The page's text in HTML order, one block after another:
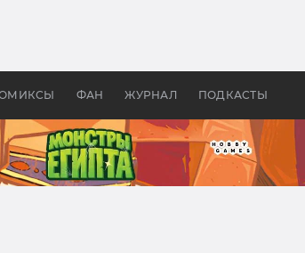
ФАН ЖУРНАЛ ПОДКАСТЫ
—
бы «Властелина колец»